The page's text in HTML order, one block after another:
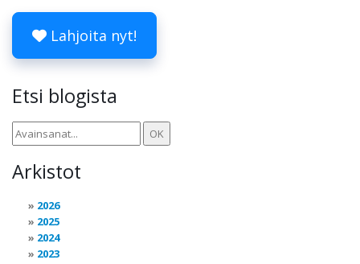
Lahjoita nyt!
Etsi blogista
Arkistot
2026
2025
2024
2023